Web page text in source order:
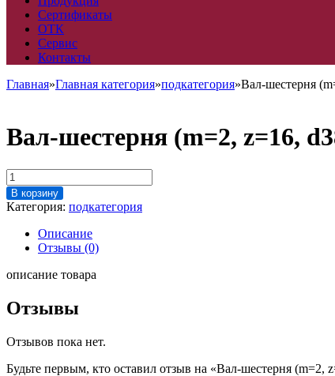
Сертификаты
ОТК
Сервис
Контакты
Главная»Главная категория»подкатегория»Вал-шестерня
Вал-шестерня (m=2, z=16,
Количество
товара
Вал-
шестерня
(m=2,
z=16,
мм)
Шпигорезка
"Бизон"
В корзину
Категория: подкатегория
Описание
Отзывы (0)
описание товара
Отзывы
Отзывов пока нет.
Будьте первым, кто оставил отзыв на «Вал-шестерня